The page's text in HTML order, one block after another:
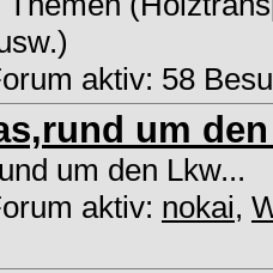
aktiv: 58
um
um den Lkw...
aktiv: nokai,